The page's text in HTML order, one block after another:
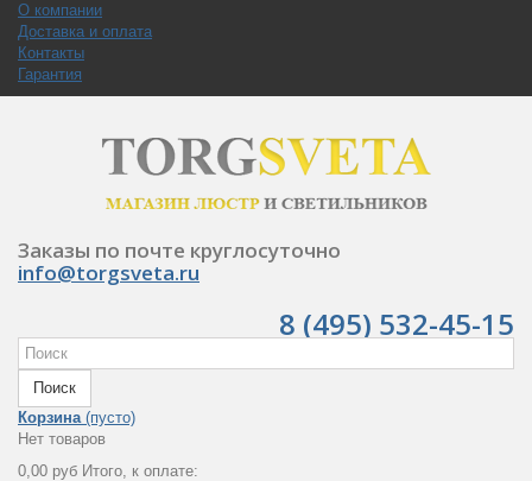
О компании
Доставка и оплата
Контакты
Гарантия
Заказы по почте круглосуточно
info@torgsveta.ru
8 (495) 532-45-15
Поиск
Корзина (пусто)
Нет товаров
0,00 руб Итого, к оплате: